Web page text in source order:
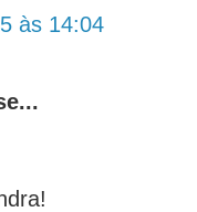
às 14:04